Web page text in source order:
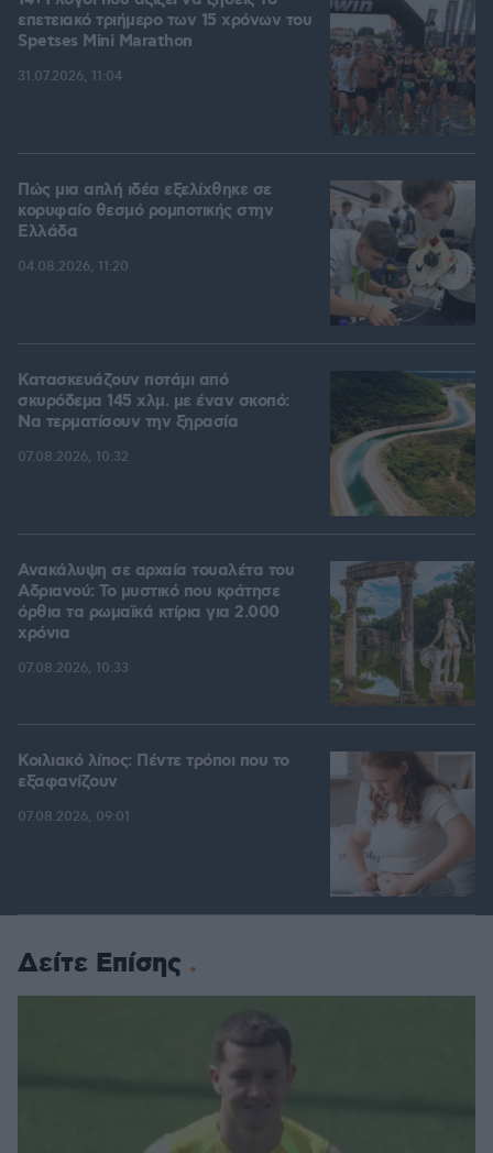
επετειακό τριήμερο των 15 χρόνων του
Spetses Mini Marathon
31.07.2026, 11:04
Πώς μια απλή ιδέα εξελίχθηκε σε
κορυφαίο θεσμό ρομποτικής στην
Ελλάδα
04.08.2026, 11:20
Κατασκευάζουν ποτάμι από
σκυρόδεμα 145 χλμ. με έναν σκοπό:
Να τερματίσουν την ξηρασία
07.08.2026, 10:32
Ανακάλυψη σε αρχαία τουαλέτα του
Αδριανού: Το μυστικό που κράτησε
όρθια τα ρωμαϊκά κτίρια για 2.000
χρόνια
07.08.2026, 10:33
Κοιλιακό λίπος: Πέντε τρόποι που το
εξαφανίζουν
07.08.2026, 09:01
Δείτε Επίσης